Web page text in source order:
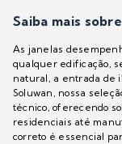
Saiba mais
As janelas
qualquer edificação,
natural, a entrada de
Soluwan, nossa
técnico, oferecendo
residenciais até
correto é essencial